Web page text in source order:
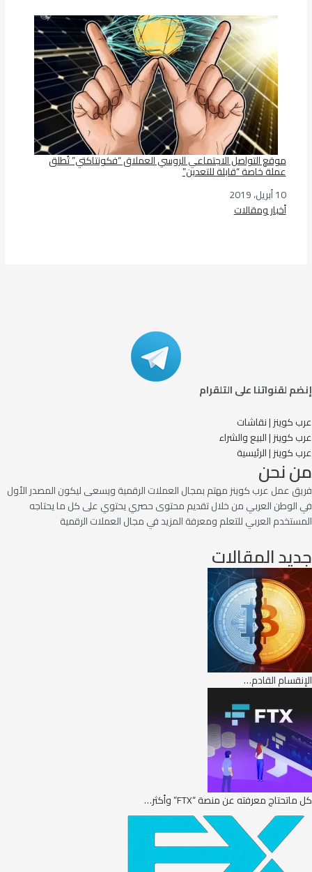
موقع التواصل الاجتماعي الروسي العملاق “فكونتاكتي” تُطلق
عملة خاصة “قابلة للتعدين”
التاريخ
10 أبريل، 2019
في ما يتعلق بما يأتي
أخبار ومقالات
إنضم لقنواتنا على التلقرام
عرب كوينز | نقاشات
عرب كوينز | البيع والشراء
عرب كوينز | الرئيسية
من نحن
فريق عمل عرب كوينز مهتم بمجال العملات الرقمية ويسعى ليكون المصدر الأول
في الوطن العربي من خلال تقديم محتوى حصري يحتوي على كل ما يحتاجه
المستخدم العربي للتعلم ومعرفة المزيد في مجال العملات الرقمية
جديد المقالات
الإنقسام القادم…
كل ماتحتاج معرفته عن منصة “FTX” وأكثر…